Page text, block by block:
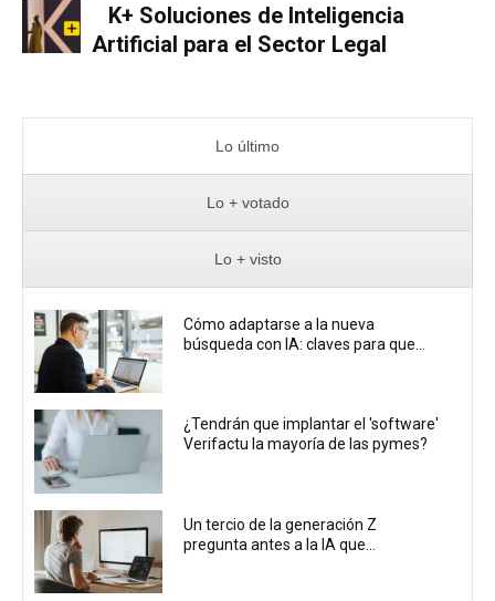
K+ Soluciones de Inteligencia
Artificial para el Sector Legal
Lo último
Lo + votado
Lo + visto
Cómo adaptarse a la nueva
búsqueda con IA: claves para que...
¿Tendrán que implantar el 'software'
Verifactu la mayoría de las pymes?
Un tercio de la generación Z
pregunta antes a la IA que...